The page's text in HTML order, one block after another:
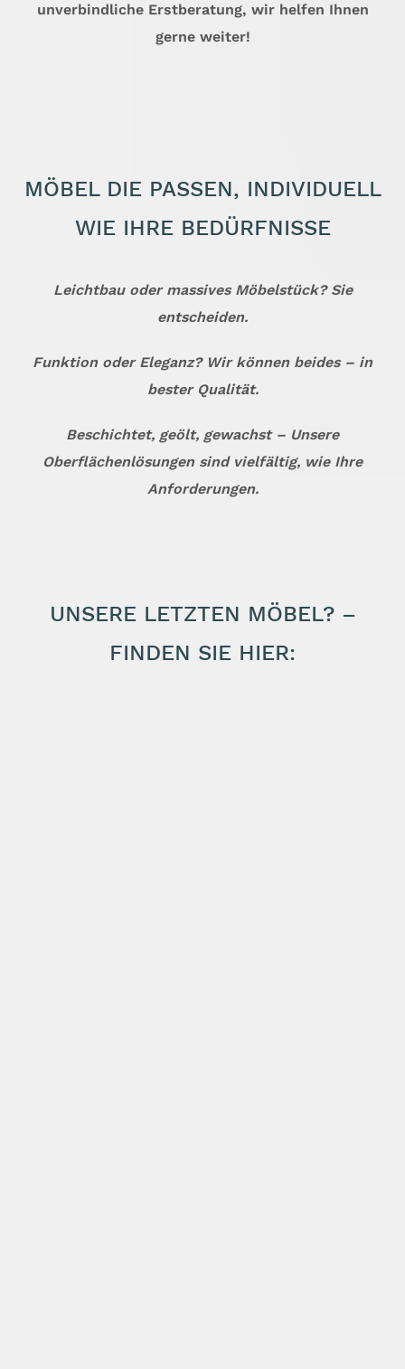
unverbindliche Erstberatung, wir helfen Ihnen
gerne weiter!
MÖBEL DIE PASSEN, INDIVIDUELL
WIE IHRE BEDÜRFNISSE
Leichtbau oder massives Möbelstück? Sie
entscheiden.
Funktion oder Eleganz? Wir können beides – in
bester Qualität.
Beschichtet, geölt, gewachst – Unsere
Oberflächenlösungen sind vielfältig, wie Ihre
Anforderungen.
UNSERE LETZTEN MÖBEL? –
FINDEN SIE HIER: